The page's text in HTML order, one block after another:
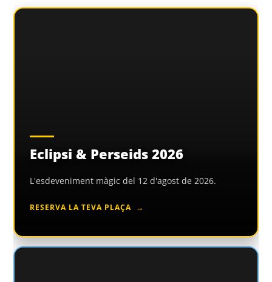
Eclipsi & Perseids 2026
L'esdeveniment màgic del 12 d'agost de 2026.
RESERVA LA TEVA PLAÇA